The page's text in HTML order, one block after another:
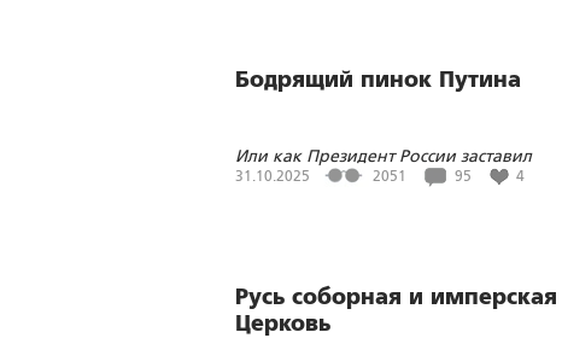
Бодрящий пинок Путина
Или как Президент России заставил
парламентариев и Правительство
31.10.2025 2051 95 4
Русь соборная и имперская
Церковь